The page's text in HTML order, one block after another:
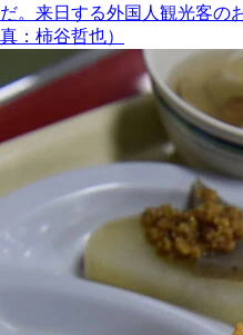
だ。来日する外国人観光客の
真：柿谷哲也）